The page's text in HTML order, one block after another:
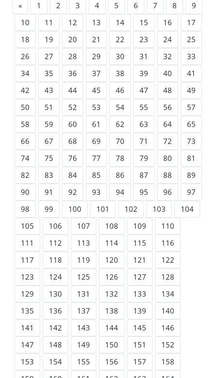
« 1 2 3 4 5 6 7 8
9
10
11 12 13 14 15 16
17
18
19 20 21 22 23 24
25
26
27 28 29 30 31 32
33
34
35 36 37 38 39 40
41
42
43 44 45 46 47 48
49
50
51 52 53 54 55 56
57
58
59 60 61 62 63 64
65
66
67 68 69 70 71 72
73
74
75 76 77 78 79 80
81
82
83 84 85 86 87 88
89
90
91 92 93 94 95 96
97
98
99 100 101 102 103
104
105
106 107 108 109
110
111
112 113 114 115
116
117
118 119 120 121
122
123
124 125 126 127
128
129
130 131 132 133
134
135
136 137 138 139
140
141
142 143 144 145
146
147
148 149 150 151
152
153
154 155 156 157
158